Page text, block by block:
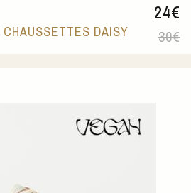
24€
30€
DAISY